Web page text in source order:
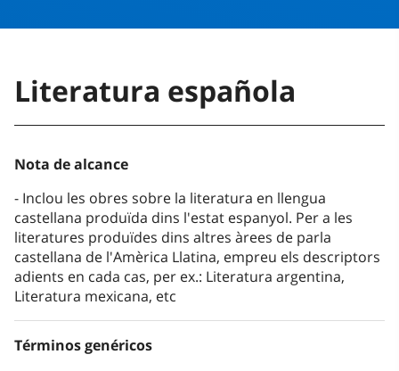
Literatura española
Nota de alcance
Inclou les obres sobre la literatura en llengua
castellana produïda dins l'estat espanyol. Per a les
literatures produïdes dins altres àrees de parla
castellana de l'Amèrica Llatina, empreu els descriptors
adients en cada cas, per ex.: Literatura argentina,
Literatura mexicana, etc
Términos genéricos